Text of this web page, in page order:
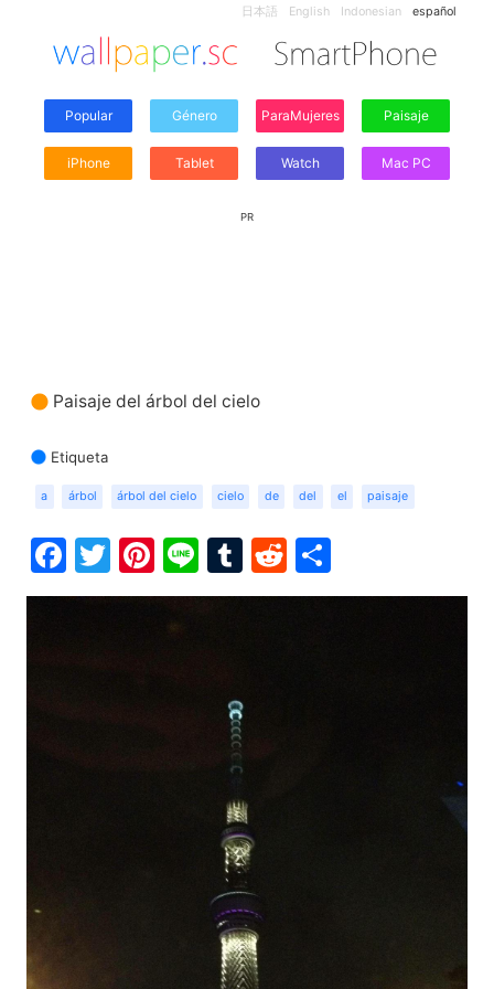
日本語 English Indonesian español
Popular Género ParaMujeres Paisaje
iPhone Tablet Watch Mac PC
PR
Paisaje del árbol del cielo
Etiqueta
a árbol árbol del cielo cielo de del el paisaje
Facebook
Twitter
Pinterest
LineTumblr
Reddit